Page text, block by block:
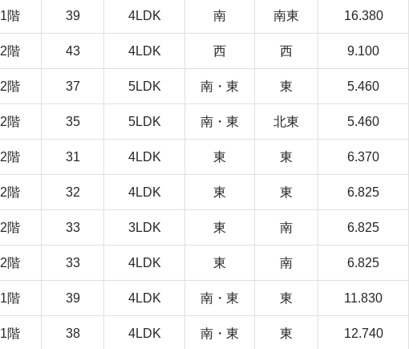
1階 39 4LDK 南 南東 16.380
2階 43 4LDK 西 西 9.100
2階 37 5LDK 南・東 東 5.460
2階 35 5LDK 南・東 北東 5.460
2階 31 4LDK 東 東 6.370
2階 32 4LDK 東 東 6.825
2階 33 3LDK 東 南 6.825
2階 33 4LDK 東 南 6.825
1階 39 4LDK 南・東 東 11.830
1階 38 4LDK 南・東 東 12.740